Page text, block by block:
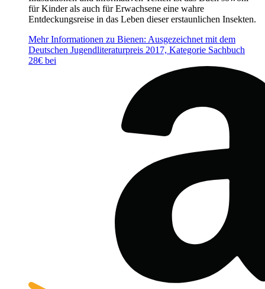
für Kinder als auch für Erwachsene eine wahre
Entdeckungsreise in das Leben dieser erstaunlichen Insekten.
Mehr Informationen zu Bienen: Ausgezeichnet mit dem
Deutschen Jugendliteraturpreis 2017, Kategorie Sachbuch
28€ bei